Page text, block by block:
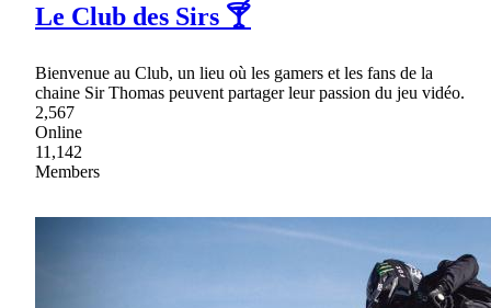
Le Club des Sirs 🍸
Bienvenue au Club, un lieu où les gamers et les fans de la
chaine Sir Thomas peuvent partager leur passion du jeu vidéo.
2,567
Online
11,142
Members